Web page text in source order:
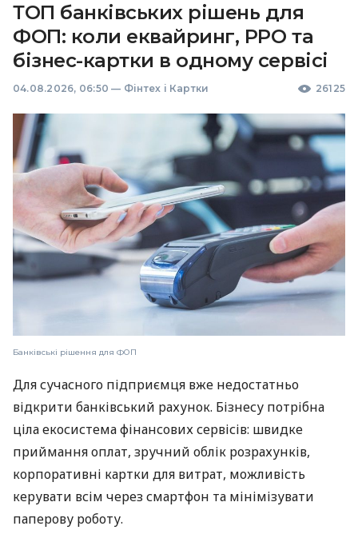
ТОП банківських рішень для
ФОП: коли еквайринг, РРО та
бізнес-картки в одному сервісі
04.08.2026, 06:50 — Фінтех і Картки 26125
Банківські рішення для ФОП
Для сучасного підприємця вже недостатньо
відкрити банківський рахунок. Бізнесу потрібна
ціла екосистема фінансових сервісів: швидке
приймання оплат, зручний облік розрахунків,
корпоративні картки для витрат, можливість
керувати всім через смартфон та мінімізувати
паперову роботу.